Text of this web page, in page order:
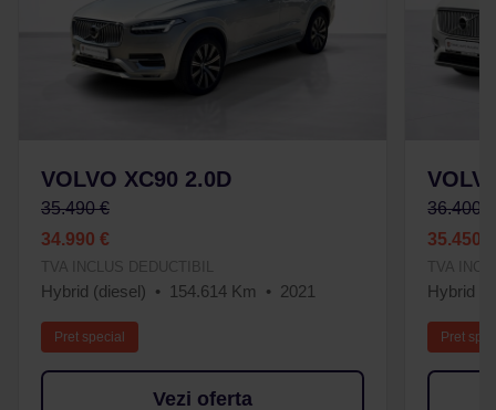
VOLVO XC90 2.0D
35.490 €
34.990 €
TVA INCLUS DEDUCTIBIL
Hybrid (diesel) 154.614 Km 2021
Pret special
Vezi oferta
36.400 €
35.450 €
TVA
Hybrid
Pret